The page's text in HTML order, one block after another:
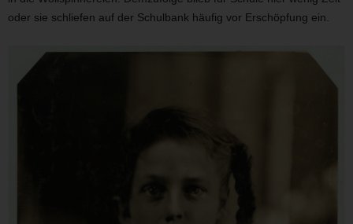
oder sie schliefen auf der Schulbank häufig vor Erschöpfung ein.